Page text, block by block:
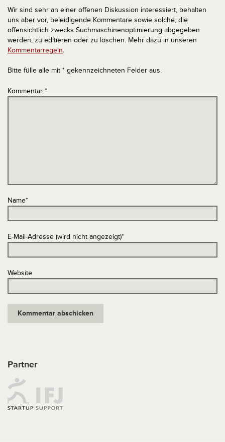
Wir sind sehr an einer offenen Diskussion interessiert, behalten
uns aber vor, beleidigende Kommentare sowie solche, die
offensichtlich zwecks Suchmaschinenoptimierung abgegeben
werden, zu editieren oder zu löschen. Mehr dazu in unseren
Kommentarregeln.
Bitte fülle alle mit * gekennzeichneten Felder aus.
Kommentar *
Name*
E-Mail-Adresse (wird nicht angezeigt)*
Website
Partner